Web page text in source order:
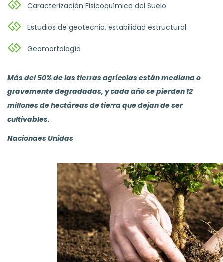
Caracterización Fisicoquímica del Suelo.
Estudios de geotecnia, estabilidad estructural
Geomorfología
Más del 50% de las tierras agrícolas están mediana o
gravemente degradadas, y cada año se pierden 12
millones de hectáreas de tierra que dejan de ser
cultivables.
Nacionaes Unidas